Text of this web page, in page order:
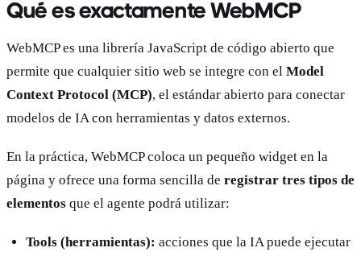
Qué es exactamente WebMCP
WebMCP es una librería JavaScript de código abierto que
permite que cualquier sitio web se integre con el Model
Context Protocol (MCP), el estándar abierto para conectar
modelos de IA con herramientas y datos externos.
En la práctica, WebMCP coloca un pequeño widget en la
página y ofrece una forma sencilla de registrar tres tipos de
elementos que el agente podrá utilizar:
Tools (herramientas): acciones que la IA puede ejecutar